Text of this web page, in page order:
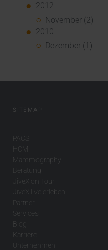
2012
November (2)
2010
Dezember (1)
SITEMAP
PACS
HCM
Mammography
Beratung
JiveX on Tour
JiveX live erleben
Partner
Services
Blog
Karriere
Unternehmen